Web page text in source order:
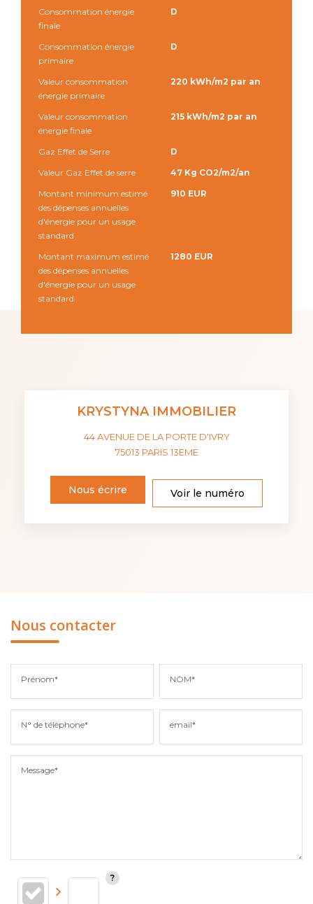
Consommation énergie
finale
D
Consommation énergie
primaire
D
Valeur consommation
énergie primaire
220 kWh/m2 par an
Valeur consommation
énergie finale
215 kWh/m2 par an
Gaz Effet de Serre
D
Valeur Gaz Effet de serre
47 Kg CO2/m2/an
Montant minimum estimé
des dépenses annuelles
d'énergie pour un usage
standard
910 EUR
Montant maximum estimé
des dépenses annuelles
d'énergie pour un usage
standard
1280 EUR
KRYSTYNA IMMOBILIER
44 AVENUE DE LA PORTE D'IVRY
75013 PARIS 13EME
Nous écrire Voir le numéro
Nous contacter
Prénom* NOM*
N° de téléphone* email*
Message*